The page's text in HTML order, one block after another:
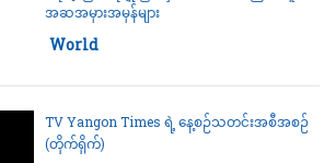
အဆအမှားအမှန်များ
Category:
World
TV Yangon Times ရဲ့ နေ့စဉ်သတင်းအစီအစဉ်
(တိုက်ရိုက်)